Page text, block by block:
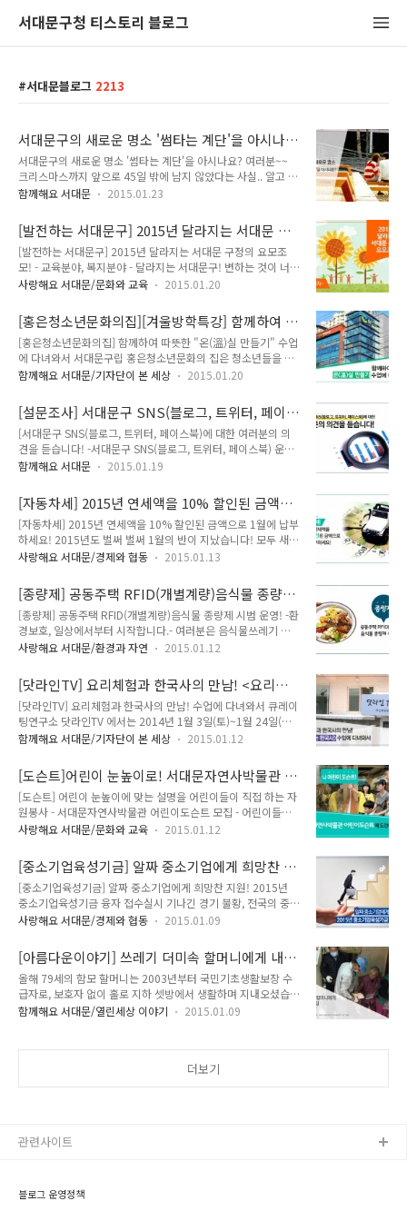
서대문구청 티스토리 블로그
서대문블로그 2213
서대문구의 새로운 명소 '썸타는 계단'을 아시나
요?
서대문구의 새로운 명소 '썸타는 계단'을 아시나요? 여러분~~
크리스마스까지 앞으로 45일 밖에 남지 않았다는 사실.. 알고 계
시나요? 솔로분들은 옆구리가 추운 계절이고 커플이신 분들은
희망을! 커플 분들에게 '썸' 당시의 풋풋한 마음을 느낄 수 있는
서대문구의 새로운 명소가 탄생하였습니다~!! 바로 서대문구 이
대역앞 대현공원의 '썸타는 계단' 입니다. 이대역 '썸타는 계단'
자투리 공간에 활력을 불어 넣는 프로젝트로 생긴 공간입니다.
도심 속 버려진 공간에 20대의 활력 에너지를 담고 시민들의 내
공간입니다. 공모 및 설문을 통해 '2014년 난 이럴 때 썰렜썸'
남/녀 Best..
함께해요 서대문 2015.01.23
[발전하는 서대문구] 2015년 달라지는 서대문 구
정의 요모조모! -교육, 복지-
[발전하는 서대문구] 2015년 달라지는 서대문 구정의 요모조
모! - 교육분야, 복지분야 - 달라지는 서대문구! 변하는 것이 너무
많아서 한번에 다 담을 수 없다는게 행복하답니다!!(헉헉!!) 나눔
알아볼까요? 너무 많이 달라져서 서대문구인 듯, 서대문구 아닌,
서대문구 같은 서대문구!! | 교육분야 안산 청소년 모험의 숲 조
성 청소년들에게 자연과 친화하며 심신을 단련할 수 있는 공간
제공 위 치 : 연희동 산2-15일대(안산도시자연공원 , 연세대 뒤
쪽) 규 모 : 15,000㎡ 내 용 : 모험체험공간,(짚라인, 구름다리
어린이들의 자연학습공간인 유아 숲 체험장 및 어린이 잔디마..
사랑해요 서대문/문화와 교육 2015.01.20
[홍은청소년문화의집][겨울방학특강] 함께하여 따
뜻한 '온(溫)실 만들기'수업에 다녀와서
[홍은청소년문화의집] 함께하여 따뜻한 "온(溫)실 만들기" 수업
에 다녀와서 서대문구립 홍은청소년문화의 집은 청소년들을 위
한 체험과 서비스를 제공하고 있습니다. 청소년 참여활동, 지역
개발, 보급하여 청소년 활동 활성화에 기여하고 있습니다. 얼마
전 홍은청소년문화의 집에서 기쁜 소식이 들려왔습니다. 2014
서울시립청소년 활동진흥센터에서 청소년자원봉사활동 '우
수'터전으로 선정되었고, 2014 청소년 프로그램 공모사업에서
'마을을 탐하다! '가 최우수 프로그램으로 선정되어 여성가족부
에서 따뜻한 프로그램이 진행됐습니다. 목도리 뜨기 봉사활동으
로 한땀, 한땀 엮어 이웃과 행복을 나누는 프로그램..
함께해요 서대문/기자단이 본 세상 2015.01.20
[설문조사] 서대문구 SNS(블로그, 트위터, 페이
스북)에 대한 여러분의 의견을 듣습니다!
[서대문구 SNS(블로그, 트위터, 페이스북)에 대한 여러분의 의
견을 듣습니다! -서대문구 SNS(블로그, 트위터, 페이스북) 운영
에 관한 온라인 설문조사- 여러분의 목소리를 듣고 함께하는 서
노력하고 고민하는 지기!! 알고계시죠??^^ 여러분에게 더 가까
이 가고자 설문조사를 실시합니다! 여러분의 많은 참여가 지기
를 힘내게 해준다는 사실 잊지 마세요!! 많은 참여 부탁드립니
다!!! 설문조사 기간은 1월 30일까지! 2주동안 많은 참여를 바라
는 마음입니다! 로드 중...
함께해요 서대문 2015.01.19
[자동차세] 2015년 연세액을 10% 할인된 금액으
로 1월에 납부하세요!
[자동차세] 2015년 연세액을 10% 할인된 금액으로 1월에 납부
하세요! 2015년도 벌써 벌써 1월의 반이 지났습니다! 모두 새해
계획대로 잘 지내시고 계신가요?^^ 자동차를 보유하고 계신 분
데, 1월에 연납을 하면 10%할인을 받아왔지만 올해부터 이 자
동차세 연납 할인을 5%로 축소하고 2016년부터는 자동차세 연
납 할인을 폐지한다는 발표가 나왔습니다! 하지만, 아직 법안이
통과되지 않아 지금 자동차세 연납을 신청하신 분들은 10%의
할인 혜택을 받을 수 있습니다. 언제 할인율이 떨어지고 바뀔지
동차세 연납(선납)이란? 매년 6월과 12월, 2회에 나누어 납부하
도록 되어 있는..
사랑해요 서대문/경제와 협동 2015.01.13
[종량제] 공동주택 RFID(개별계량)음식물 종량제
시범 운영!
[종량제] 공동주택 RFID(개별계량)음식물 종량제 시범 운영! -환
경보호, 일상에서부터 시작합니다.- 여러분은 음식물쓰레기 종
량제에 대해 많이 알고 계신가요? 과거에는 배출량에 관계없이
금을 부과하는 종량제로 음식물쓰레기 정책을 전환하고 있답니
다~ 이러한 정책의 변화에는 음식물쓰레기 배출로 인한 직접적
인 비용부담을 느끼지 못하기 때문에 음식물쓰레기를 줄이고자
하는 의지가 미흡하고, 과도한 음식물쓰레기 배출로 지구 온난화
및 에너지 낭비가 초래되기 때문입니다. 음식물쓰레기 발생 후
는 목적이 있답니다! 이런 노력의 일환으로 서대문구에서는
2015년 1월부터 구 공동주택 일부를 대상으로 RFI..
사랑해요 서대문/환경과 자연 2015.01.12
[닷라인TV] 요리체험과 한국사의 만남! <요리하
는 한국사> 수업에 다녀와서
[닷라인TV] 요리체험과 한국사의 만남! 수업에 다녀와서 큐레이
팅연구소 닷라인TV 에서는 2014년 1월 3일(토)~1월 24일(토)
매주 토요일 오후 2시 프로그램을 진행합니다. 의 저자 김정호
대, 조선시대, 일제강점기, 대한민국에 이르기까지 요리를 통해
역사를 이해하는 체험 프로그램입니다. 지난 1월 10일(토) 두 번
째 시간에 이 다녀왔습니다^^ ‘요리하는 한국사’ 수업 편성 1교
시 (선사 시대~삼국 시대) "구석기 사냥꾼은 불행하다고 생각했
을까?" (1월3일) *수업 내용 : -구석기시대부터 삼국 시대까지
면서 밥과 반찬으로 구성된 우리 민족 고유의 식생활 문화가 나
타났다. -주..
함께해요 서대문/기자단이 본 세상 2015.01.12
[도슨트]어린이 눈높이로! 서대문자연사박물관 어
린이도슨트에 도전해보세요!!
[도슨트] 어린이 눈높이에 맞는 설명을 어린이들이 직접 하는 자
원봉사 - 서대문자연사박물관 어린이도슨트 모집 - 어린이들에
게, 어린이들을 위한, 어린이들에 의한 서대문자연사박물관에서
관등에서 관람객들에게 전시물을 설명하는 안내인이죠! 그럼 어
린이도슨트란? 어린이들이 서대문자연사박물관을 관람하는 어
린이들에게 박물관 전시물을 설명하는 안내인이 되겠지요?! 어
려서부터 박물관을 방문하던 어린이들이 그동안 보아왔던 박물
관의 모습을 동생들 눈높이에 맞추어 설명해 줄 수 있어서 색다
사박물관 8기 어린이도슨트(전시설명자원봉사자) 모집안내 모
집대상 : 인근 초등학생(4~6학년) 및 중학생 (2015학..
사랑해요 서대문/문화와 교육 2015.01.12
[중소기업육성기금] 알짜 중소기업에게 희망찬 지
원! 2015년 중소기업육성기금 융자 접수실시
[중소기업육성기금] 알짜 중소기업에게 희망찬 지원! 2015년
중소기업육성기금 융자 접수실시 기나긴 경기 불황, 전국의 중소
기업 여러분 2014년 한 해동안 모두 수고하셨습니다. 2015년!
중소기업체를 대상으로 2015년도 중소기업육성기금 융자를 실
시한다는 소식입니다! 총 지원 규모는 16억! 시설, 기술개발 및
운전 자금이 필요한 기업은 업체당 최고 2억원까지 지원받을 수
있습니다. 그럼 자세한 소식 한번 알아볼까요? 2015년도 중소
기업육성기금 융자신청 접수 지원규모 : 총 16억원 - 시설, 기술
사랑해요 서대문/경제와 협동 2015.01.09
[아름다운이야기] 쓰레기 더미속 할머니에게 내
민 따뜻한 손길
올해 79세의 함모 할머니는 2003년부터 국민기초생활보장 수
급자로, 보호자 없이 홀로 지하 셋방에서 생활하며 지내오셨습니
다. 평소 슬픈 기색을 보였지만 사람들이 자신의 집을 방문하는
광경을 보게 되었습니다. 까만 비닐봉지가 현관부터 발 디딜 틈
리고, 마침내 8개월간의 ..
함께해요 서대문/열린세상 이야기 2015.01.09
더보기
블로그 운영정책
관련사이트